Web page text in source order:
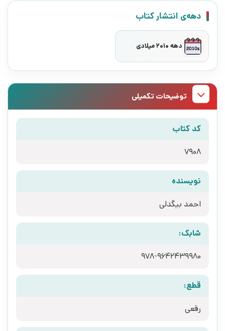
دهه‌ی انتشار کتاب
دهه 2010 میلادی
توضیحات تکمیلی
کد کتاب
7908
نویسنده
احمد بیگدلی
شابک:
978-9642439980
قطع:
رقعی